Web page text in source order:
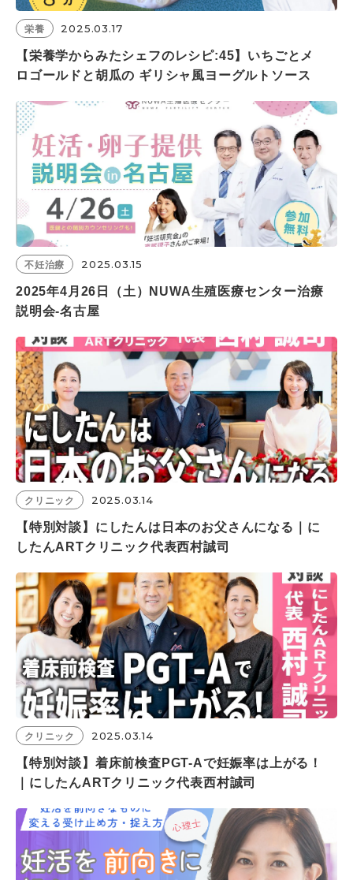
栄養 2025.03.17
【栄養学からみたシェフのレシピ:45】いちごとメ
ロゴールドと胡瓜の ギリシャ風ヨーグルトソース
不妊治療 2025.03.15
2025年4月26日（土）NUWA生殖医療センター治療
説明会‐名古屋
クリニック 2025.03.14
【特別対談】にしたんは日本のお父さんになる｜に
したんARTクリニック代表西村誠司
クリニック 2025.03.14
【特別対談】着床前検査PGT-Aで妊娠率は上がる！
｜にしたんARTクリニック代表西村誠司